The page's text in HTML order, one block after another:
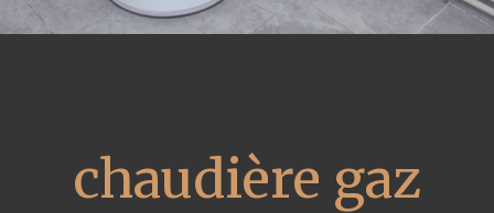
chaudière gaz